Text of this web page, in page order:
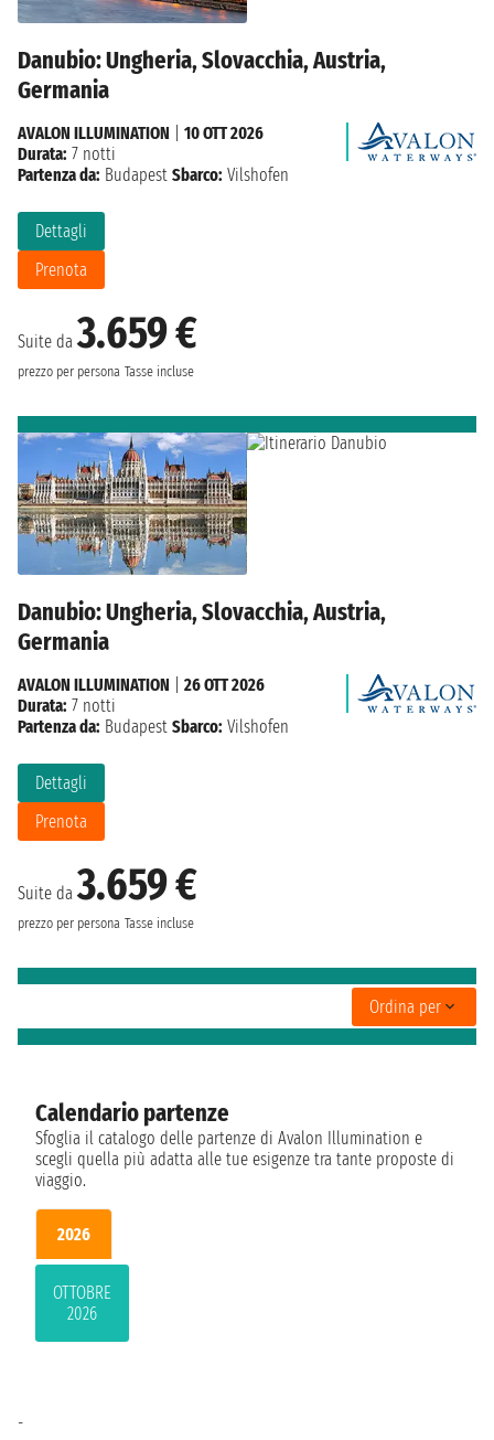
Danubio: Ungheria, Slovacchia, Austria,
Germania
Suite da3.659 €
prezzo per persona Tasse incluse
Dettagli
Prenota
AVALON ILLUMINATION
10 OTT 2026
Durata: 7 notti
Partenza da: Budapest Sbarco: Vilshofen
Danubio: Ungheria, Slovacchia, Austria,
Germania
Suite da3.659 €
prezzo per persona Tasse incluse
Dettagli
Prenota
AVALON ILLUMINATION
26 OTT 2026
Durata: 7 notti
Partenza da: Budapest Sbarco: Vilshofen
Ordina per
Calendario partenze
Sfoglia il catalogo delle partenze di Avalon Illumination e
scegli quella più adatta alle tue esigenze tra tante proposte di
viaggio.
2026
OTTOBRE
2026
-